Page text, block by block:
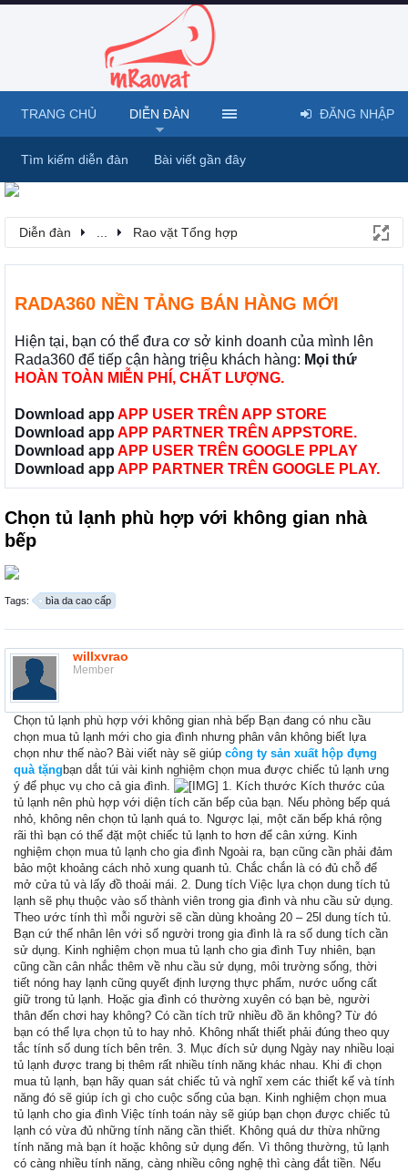
Diễn đàn Rao vặt Tổng hợp
RADA360 NỀN TẢNG BÁN HÀNG MỚI
Hiện tại, bạn có thể đưa cơ sở kinh doanh của mình lên
Rada360 để tiếp cận hàng triệu khách hàng: Mọi thứ
HOÀN TOÀN MIỄN PHÍ, CHẤT LƯỢNG.
Download app APP USER TRÊN APP STORE
Download app APP PARTNER TRÊN APPSTORE.
Download app APP USER TRÊN GOOGLE PPLAY
Download app APP PARTNER TRÊN GOOGLE PLAY.
Chọn tủ lạnh phù hợp với không gian nhà
bếp
Tags: bìa da cao cấp
willxvrao
Member
Chọn tủ lạnh phù hợp với không gian nhà bếp Bạn đang có nhu cầu
chọn mua tủ lạnh mới cho gia đình nhưng phân vân không biết lựa
chọn như thế nào? Bài viết này sẽ giúp công ty sản xuất hộp đựng
quà tặng bạn dắt túi vài kinh nghiệm chọn mua được chiếc tủ lạnh ưng
ý để phục vụ cho cả gia đình.
1. Kích thước Kích thước của
tủ lạnh nên phù hợp với diện tích căn bếp của bạn. Nếu phòng bếp quá
nhỏ, không nên chọn tủ lạnh quá to. Ngược lại, một căn bếp khá rộng
rãi thì bạn có thể đặt một chiếc tủ lạnh to hơn để cân xứng. Kinh
nghiệm chọn mua tủ lạnh cho gia đình Ngoài ra, bạn cũng cần phải đảm
bảo một khoảng cách nhỏ xung quanh tủ. Chắc chắn là có đủ chỗ để
mở cửa tủ và lấy đồ thoải mái. 2. Dung tích Việc lựa chọn dung tích tủ
lạnh sẽ phụ thuộc vào số thành viên trong gia đình và nhu cầu sử dụng.
Theo ước tính thì mỗi người sẽ cần dùng khoảng 20 – 25l dung tích tủ.
Bạn cứ thế nhân lên với số người trong gia đình là ra số dung tích cần
sử dụng. Kinh nghiệm chọn mua tủ lạnh cho gia đình Tuy nhiên, bạn
cũng cần cân nhắc thêm về nhu cầu sử dụng, môi trường sống, thời
tiết nóng hay lạnh cũng quyết định lượng thực phẩm, nước uống cất
giữ trong tủ lạnh. Hoặc gia đình có thường xuyên có bạn bè, người
thân đến chơi hay không? Có cần tích trữ nhiều đồ ăn không? Từ đó
bạn có thể lựa chọn tủ to hay nhỏ. Không nhất thiết phải đúng theo quy
tắc tính số dung tích bên trên. 3. Mục đích sử dụng Ngày nay nhiều loại
tủ lạnh được trang bị thêm rất nhiều tính năng khác nhau. Khi đi chọn
mua tủ lạnh, bạn hãy quan sát chiếc tủ và nghĩ xem các thiết kế và tính
năng đó sẽ giúp ích gì cho cuộc sống của bạn. Kinh nghiệm chọn mua
tủ lạnh cho gia đình Việc tính toán này sẽ giúp bạn chọn được chiếc tủ
lạnh có vừa đủ những tính năng cần thiết. Không quá dư thừa những
tính năng mà bạn ít hoặc không sử dụng đến. Vì thông thường, tủ lạnh
có càng nhiều tính năng, càng nhiều công nghệ thì càng đắt tiền. Nếu
TRANG CHỦ DIỄN ĐÀN
Tìm kiếm diễn đàn Bài viết gần đây
ĐĂNG NHẬP